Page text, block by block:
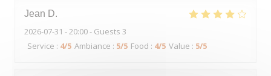
Jean D
2026-07-31 - 20:00 - Guests 3
Service : 4/5 Ambiance : 5/5 Food : 4/5 Value : 5/5